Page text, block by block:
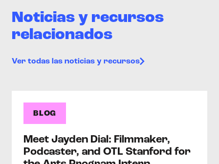
Noticias y recursos
relacionados
Ver todas las noticias y recursos
BLOG
Meet Jayden Dial: Filmmaker,
Podcaster, and OTL Stanford for